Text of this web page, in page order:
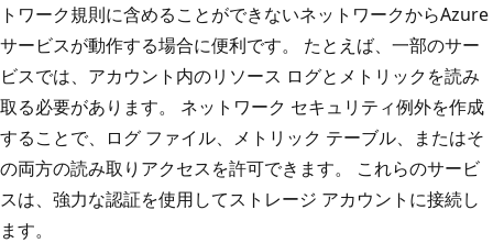
トワーク規則に含めることができないネットワークからAzure
サービスが動作する場合に便利です。 たとえば、一部のサー
ビスでは、アカウント内のリソース ログとメトリックを読み
取る必要があります。 ネットワーク セキュリティ例外を作成
することで、ログ ファイル、メトリック テーブル、またはそ
の両方の読み取りアクセスを許可できます。 これらのサービ
スは、強力な認証を使用してストレージ アカウントに接続し
ます。